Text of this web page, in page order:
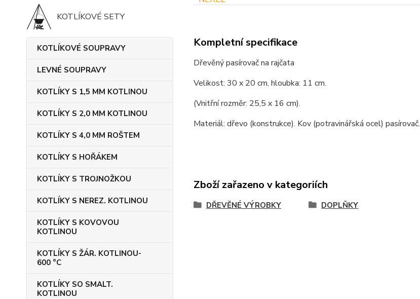
KOTLÍKOVÉ SETY
KOTLÍKOVÉ SOUPRAVY
LEVNÉ SOUPRAVY
KOTLÍKY S 1,5 MM KOTLINOU
KOTLÍKY S 2,0 MM KOTLINOU
KOTLÍKY S 4,0 MM ROŠTEM
KOTLÍKY S HOŘÁKEM
KOTLÍKY S TROJNOŽKOU
KOTLÍKY S NEREZ. KOTLINOU
KOTLÍKY S KOVOVOU
KOTLINOU
KOTLÍKY S ŽÁR. KOTLINOU-
600 °C
KOTLÍKY SO SMALT.
KOTLINOU
Kompletní specifikace
Dřevěný pasírovač na rajčata
Velikost: 30 x 20 cm, hloubka: 11 cm.
(Vnitřní rozměr: 25,5 x 16 cm).
Materiál: dřevo (konstrukce). Kov (potravinářská ocel) pasírovač.
Zboží zařazeno v kategoriích
DŘEVĚNÉ VÝROBKY DOPLŇKY